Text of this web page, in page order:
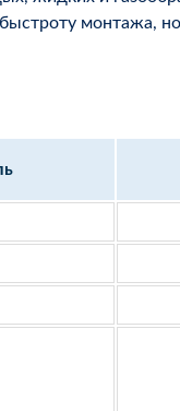
монтажа,